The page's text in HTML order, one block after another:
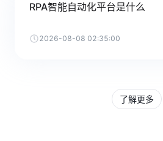
RPA智能自动化平台是什么
2026-08-08 02:35:00
了解更多